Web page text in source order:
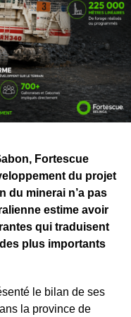
Perth, le centre
suivre à distance les
grâce aux
autonomes.
200millions de
. Il emploie plus de20
d’une valeur de
monde.
delà de la
Elle permet de
demain, le
en phase
l’enjeu concerne
jeunes, les
Fortescue
du projet
du minerai n’a pas
estime avoir
qui traduisent
des plus importants
le bilan de ses
la province de